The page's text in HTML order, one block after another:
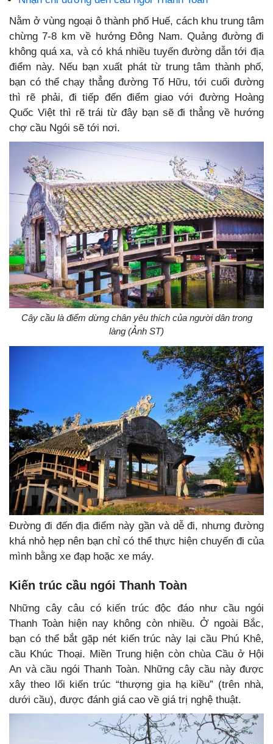
Nằm ở vùng ngoại ô thành phố Huế, cách khu trung tâm
chừng 7-8 km về hướng Đông Nam. Quảng đường đi
không quá xa, và có khá nhiều tuyến đường dẫn tới địa
điểm này. Nếu bạn xuất phát từ trung tâm thành phố,
bạn có thể chạy thẳng đường Tố Hữu, tới cuối đường
thì rẽ phải, đi tiếp đến điểm giao với đường Hoàng
Quốc Việt thì rẽ trái từ đây bạn sẽ đi thẳng về hướng
chợ cầu Ngói sẽ tới nơi.
Cây cầu là điểm dừng chân yêu thích của người dân trong
làng (Ảnh ST)
Đường đi đến địa điểm này gần và dễ đi, nhưng đường
khá nhỏ hẹp nên bạn chỉ có thể thực hiện chuyến đi của
mình bằng xe đạp hoặc xe máy.
Kiến trúc cầu ngói Thanh Toàn
Những cây câu có kiến trúc độc đáo như cầu ngói
Thanh Toàn hiện nay không còn nhiều. Ở ngoài Bắc,
bạn có thể bắt gặp nét kiến trúc này lại cầu Phú Khê,
cầu Khúc Thoại. Miền Trung hiện còn chùa Cầu ở Hội
An và cầu ngói Thanh Toàn. Những cây cầu này được
xây theo lối kiến trúc “thượng gia hạ kiều” (trên nhà,
dưới cầu), được đánh giá cao về giá trị nghệ thuật.